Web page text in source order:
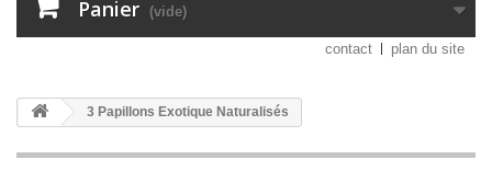
Panier (vide)
contact plan du site
3 Papillons Exotique Naturalisés